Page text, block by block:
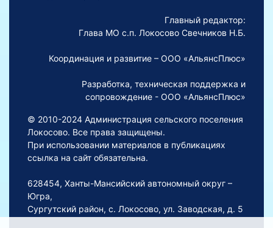
Главный редактор:
Глава МО с.п. Локосово Свечников Н.Б.
Координация и развитие – ООО «АльянсПлюс»
Разработка, техническая поддержка и
сопровождение - ООО «АльянсПлюс»
© 2010-2024 Администрация сельского поселения
Локосово. Все права защищены.
При использовании материалов в публикациях
ссылка на сайт обязательна.
628454, Ханты-Мансийский автономный округ –
Югра,
Сургутский район, с. Локосово, ул. Заводская, д. 5